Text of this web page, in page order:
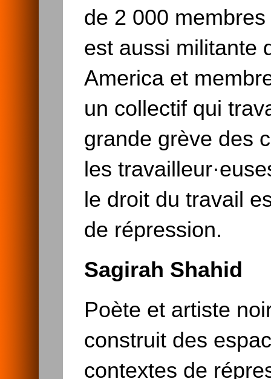
de 2 000
est aussi militante
America et
un collectif qui
grande grève des
les
le droit du travail
de répression.
Sagirah Shahid
Poète et artiste
construit des
contextes de